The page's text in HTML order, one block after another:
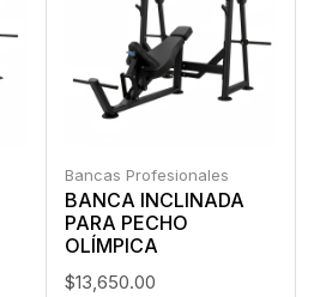
Bancas Profesionales
BANCA INCLINADA
PARA PECHO
OLÍMPICA
$13,650.00